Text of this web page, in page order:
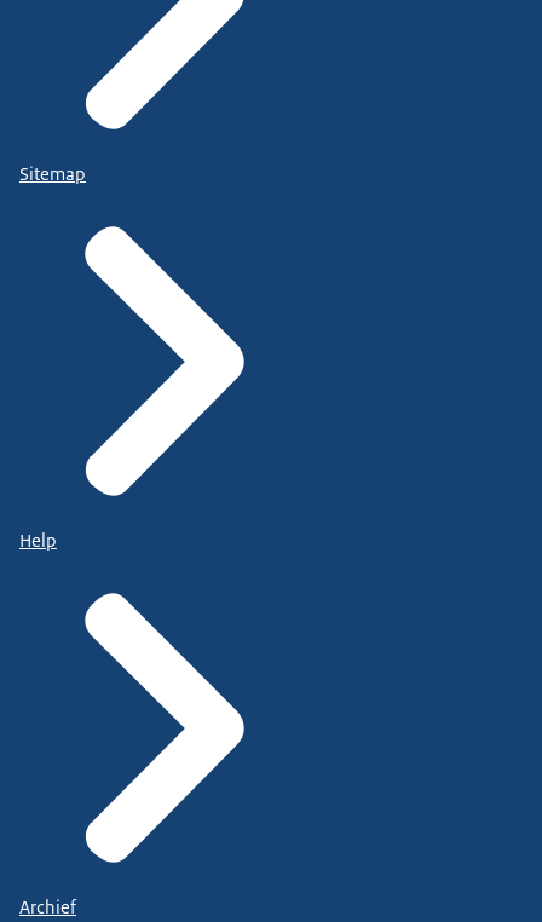
Sitemap
Help
Archief